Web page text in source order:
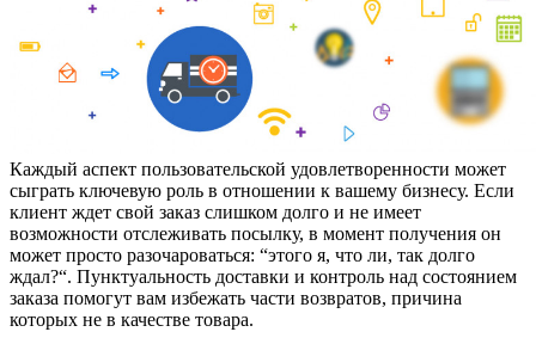
Каждый аспект пользовательской удовлетворенности может
сыграть ключевую роль в отношении к вашему бизнесу. Если
клиент ждет свой заказ слишком долго и не имеет
возможности отслеживать посылку, в момент получения он
может просто разочароваться: “этого я, что ли, так долго
ждал?“. Пунктуальность доставки и контроль над состоянием
заказа помогут вам избежать части возвратов, причина
которых не в качестве товара.